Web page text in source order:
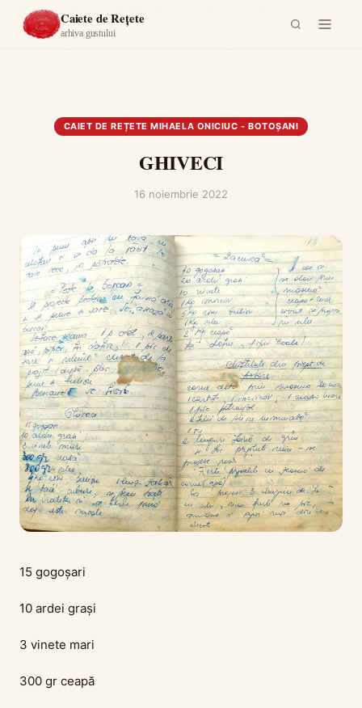
Caiete de Rețete
arhiva gustului
Acasă ›
CAIET DE REȚETE MIHAELA ONICIUC - BOTOȘANI
GHIVECI
16 noiembrie 2022
15 gogoșari
10 ardei grași
3 vinete mari
300 gr ceapă